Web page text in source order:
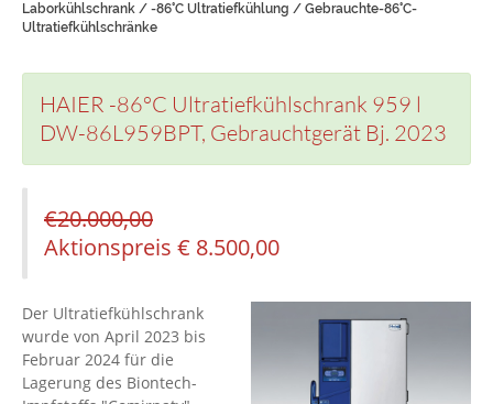
Laborkühlschrank / -86°C Ultratiefkühlung / Gebrauchte-86°C-
Ultratiefkühlschränke
HAIER -86°C Ultratiefkühlschrank 959 l
DW-86L959BPT, Gebrauchtgerät Bj. 2023
€20.000,00
Aktionspreis € 8.500,00
Der Ultratiefkühlschrank
wurde von April 2023 bis
Februar 2024 für die
Lagerung des Biontech-